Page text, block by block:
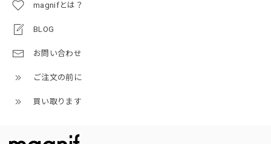
magnifとは？
BLOG
お問い合わせ
ご注文の前に
買い取ります